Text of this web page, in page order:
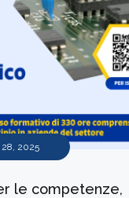
2025
le competenze,